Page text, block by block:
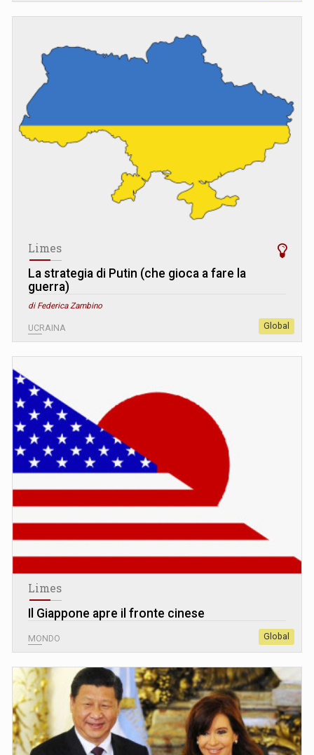
Limes
La strategia di Putin (che gioca a fare la
guerra)
di Federica Zambino
UCRAINA Global
Limes
Il Giappone apre il fronte cinese
MONDO Global